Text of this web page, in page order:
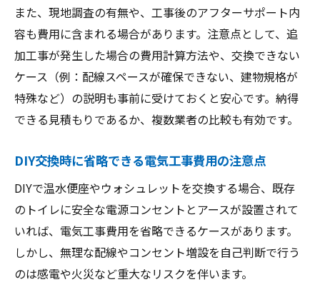
また、現地調査の有無や、工事後のアフターサポート内
容も費用に含まれる場合があります。注意点として、追
加工事が発生した場合の費用計算方法や、交換できない
ケース（例：配線スペースが確保できない、建物規格が
特殊など）の説明も事前に受けておくと安心です。納得
できる見積もりであるか、複数業者の比較も有効です。
DIY交換時に省略できる電気工事費用の注意点
DIYで温水便座やウォシュレットを交換する場合、既存
のトイレに安全な電源コンセントとアースが設置されて
いれば、電気工事費用を省略できるケースがあります。
しかし、無理な配線やコンセント増設を自己判断で行う
のは感電や火災など重大なリスクを伴います。